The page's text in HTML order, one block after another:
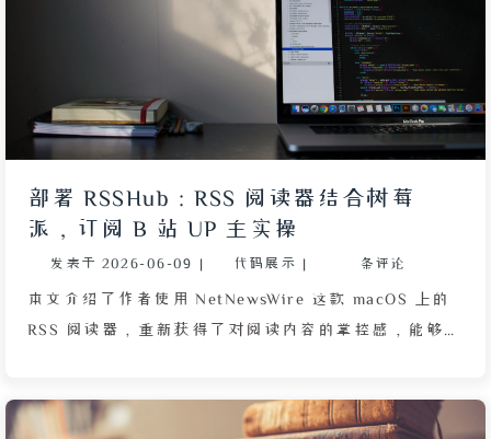
可行性。文章深入分析了免费空间的不持续性（带宽、
存储、维护成本）与当前付费 VPS 的隐性支出，指出
个人论坛面临的核心困境：在微博、小红书、V2EX 等
成熟平台包围下，如何吸引用户注册与活跃。作者探讨
了通过 Cloudflare 防护、邀请码机制降低骚扰，但更
即时性竞争，导致朋友缺乏迁移动力。最后，作者反思
技术路径的轮回——从树莓派到无服务器架构（按需计
费、触发函数、JSON 对象存储），再到退而求其次的
邮件列表，得出“技术的终点仿佛是回到了起点”的感
慨。整篇文章以第一人称视角，呈现了个人站长在成
部署 RSSHub：RSS 阅读器结合树莓
派，订阅 B 站 UP 主实操
发表于 2026-06-09 | 代码展示 | 条评论
本文介绍了作者使用 NetNewsWire 这款 macOS 上的
RSS 阅读器，重新获得了对阅读内容的掌控感，能够自
开源项目 RSSHub，它可以将不支持 RSS 的网站转换